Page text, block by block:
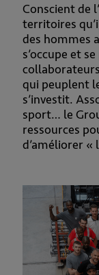
Conscient de
territoires
des hommes
s’occupe et
qui peuplent
s’investit.
sport… le
ressources
d’améliorer «